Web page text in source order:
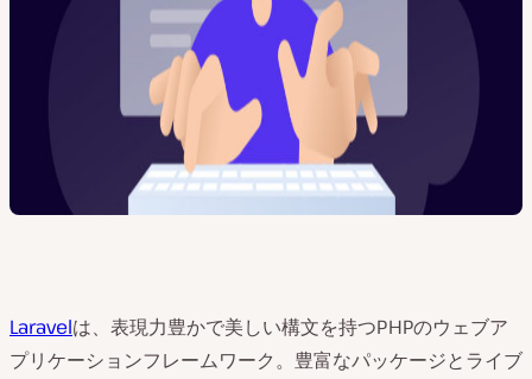
Laravelは、表現力豊かで美しい構文を持つPHPのウェブア
プリケーションフレームワーク。豊富なパッケージとライブ